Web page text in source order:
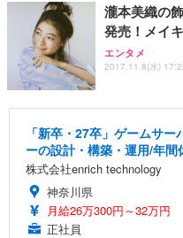
瀧本美織の
発売！メイ
エンタメ
2017.11.8(水)
「新卒・27卒」ゲームサ
ーの設計・構築・運用/年間
株式会社enrich technology
神奈川県
月給26万300円～32万円
正社員